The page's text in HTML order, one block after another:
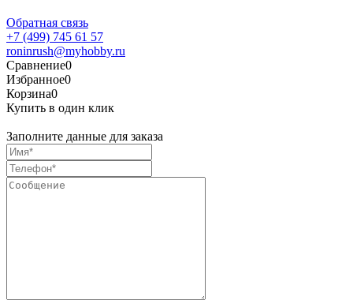
Обратная связь
+7 (499) 745 61 57
roninrush@myhobby.ru
Сравнение0
Избранное0
Корзина0
Купить в один клик
Заполните данные для заказа